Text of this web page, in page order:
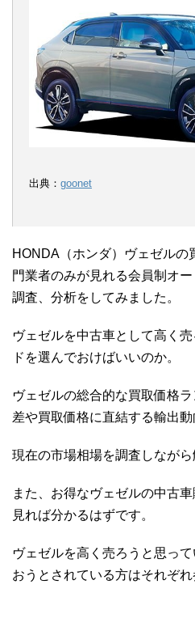
出典： goonet
HONDA（ホンダ）ヴェゼルの
門業者のみが見れる会員制オ
調査、分析をしてみました。
ヴェゼルを中古車として高く
ドを選んでおけばいいのか。
ヴェゼルの総合的な買取価格
差や買取価格に直結する輸出動
現在の市場相場を調査しながら
また、お得なヴェゼルの中古
見れば分かるはずです。
ヴェゼルを高く売ろうと思っ
おうとされている方はそれぞれ